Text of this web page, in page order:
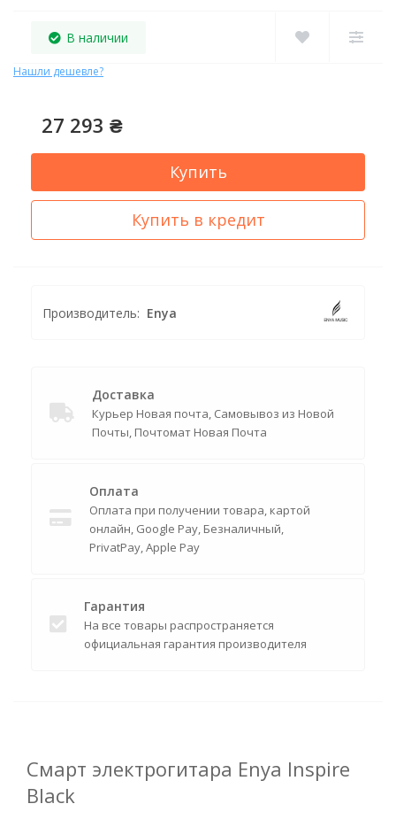
В наличии
Нашли дешевле?
27 293 ₴
Купить
Купить в кредит
Производитель: Enya
Доставка
Курьер Новая почта, Самовывоз из Новой
Почты, Почтомат Новая Почта
Оплата
Оплата при получении товара, картой
онлайн, Google Pay, Безналичный,
PrivatPay, Apple Pay
Гарантия
На все товары распространяется
официальная гарантия производителя
Смарт электрогитара Enya Inspire
Black